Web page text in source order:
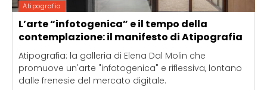
Atipografia
L’arte “infotogenica” e il tempo della
contemplazione: il manifesto di Atipografia
Atipografia: la galleria di Elena Dal Molin che
promuove un'arte "infotogenica" e riflessiva, lontano
dalle frenesie del mercato digitale.